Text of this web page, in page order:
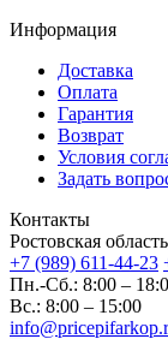
Информация
Доставка
Оплата
Гарантия
Возврат
Условия
Задать
Контакты
Ростовская
+7 (989) 611-44-23
Пн.-Сб.: 8:00 –
Вс.: 8:00 – 15:00